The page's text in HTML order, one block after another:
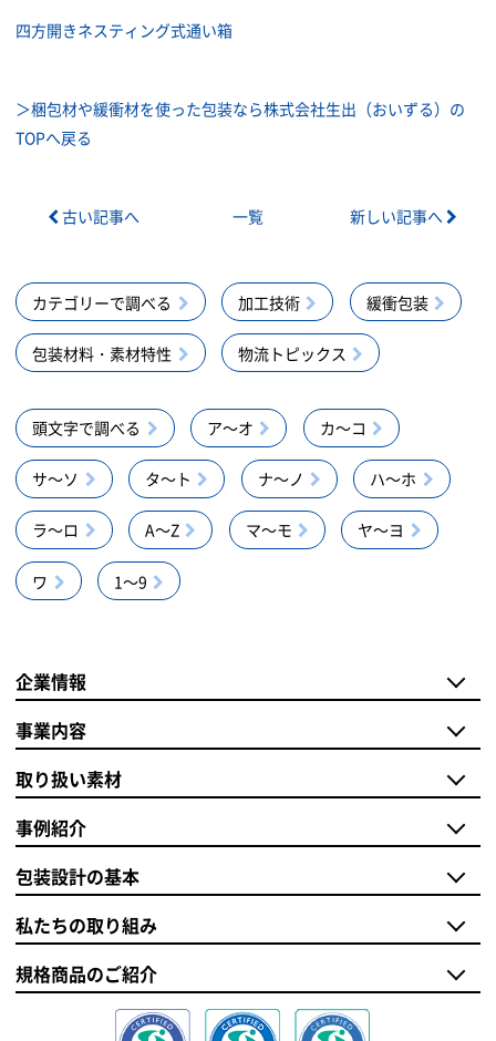
四方開きネスティング式通い箱
＞梱包材や緩衝材を使った包装なら株式会社生出（おいずる）の
TOPへ戻る
古い記事へ 一覧 新しい記事へ
カテゴリーで調べる 加工技術 緩衝包装
包装材料・素材特性 物流トピックス
頭文字で調べる ア～オ カ～コ
サ～ソ タ～ト ナ～ノ ハ～ホ
ラ～ロ A～Z マ～モ ヤ～ヨ
ワ 1～9
企業情報
事業内容
取り扱い素材
事例紹介
包装設計の基本
私たちの取り組み
規格商品のご紹介